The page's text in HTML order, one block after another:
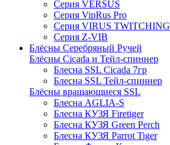
Серия VERSUS
Серия VipRus Pro
Серия VIRUS TWITCHING
Серия Z-VIB
Блёсны Серебряный Ручей
Блёсны Cicada и Тейл-спиннер
Блесна SSL Cicada 7гр
Блесна SSL Тейл-спиннер
Блёсны вращающиеся SSL
Блесна AGLIA-S
Блесна КУЗЯ Firetiger
Блесна КУЗЯ Green Perch
Блесна КУЗЯ Parrot Tiger